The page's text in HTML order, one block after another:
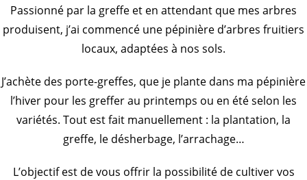
Passionné par la greffe et en attendant que mes arbres
produisent, j’ai commencé une pépinière d’arbres fruitiers
locaux, adaptées à nos sols.
J’achète des porte-greffes, que je plante dans ma pépinière
l’hiver pour les greffer au printemps ou en été selon les
variétés. Tout est fait manuellement : la plantation, la
greffe, le désherbage, l’arrachage…
L’objectif est de vous offrir la possibilité de cultiver vos